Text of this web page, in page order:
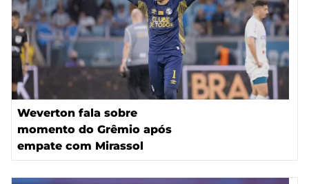
Weverton fala sobre
momento do Grêmio após
empate com Mirassol